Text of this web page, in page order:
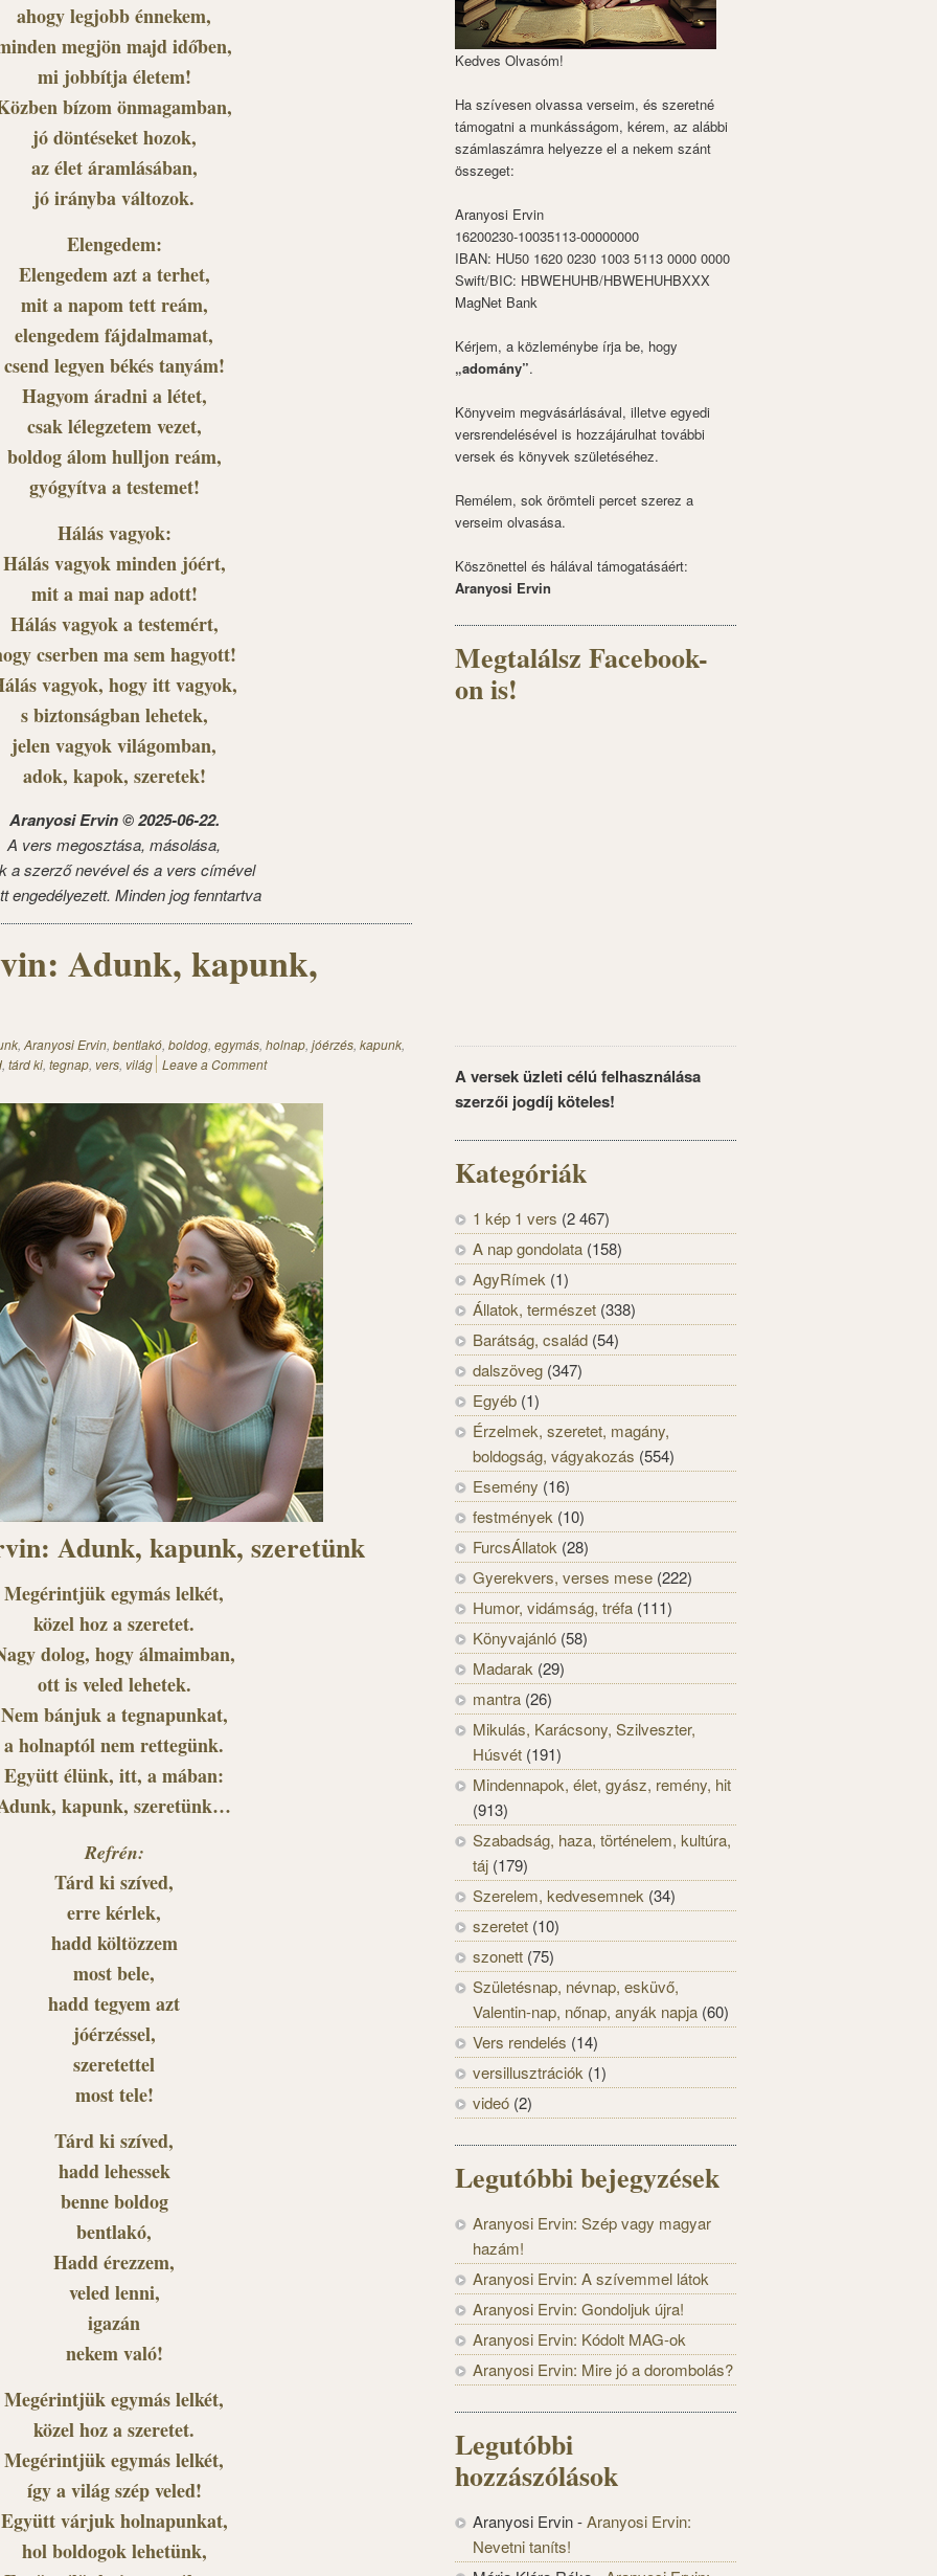
ahogy legjobb énnekem,
megjön majd időben,
mi jobbítja életem!
bízom önmagamban,
jó döntéseket hozok,
az élet áramlásában,
jó irányba változok.
Elengedem:
Elengedem azt a terhet,
mit a napom tett reám,
elengedem fájdalmamat,
csend legyen békés tanyám!
Hagyom áradni a létet,
csak lélegzetem vezet,
boldog álom hulljon reám,
gyógyítva a testemet!
Hálás vagyok:
Hálás vagyok minden jóért,
mit a mai nap adott!
Hálás vagyok a testemért,
cserben ma sem hagyott!
vagyok, hogy itt vagyok,
s biztonságban lehetek,
jelen vagyok világomban,
adok, kapok, szeretek!
Aranyosi Ervin © 2025-06-22.
A vers megosztása, másolása,
a szerző nevével és a vers címével
engedélyezett. Minden jog fenntartva
Adunk, kapunk,
, Aranyosi Ervin, bentlakó, boldog, egymás, holnap, jóérzés, kapunk,
, tárd ki, tegnap, vers, világ Leave a Comment
Adunk, kapunk, szeretünk
Megérintjük egymás lelkét,
közel hoz a szeretet.
dolog, hogy álmaimban,
ott is veled lehetek.
Nem bánjuk a tegnapunkat,
a holnaptól nem rettegünk.
Együtt élünk, itt, a mában:
kapunk, szeretünk…
Refrén:
Tárd ki szíved,
erre kérlek,
hadd költözzem
most bele,
hadd tegyem azt
jóérzéssel,
szeretettel
most tele!
Tárd ki szíved,
hadd lehessek
benne boldog
bentlakó,
Hadd érezzem,
veled lenni,
igazán
nekem való!
Megérintjük egymás lelkét,
közel hoz a szeretet.
Megérintjük egymás lelkét,
így a világ szép veled!
Együtt várjuk holnapunkat,
hol boldogok lehetünk,
Kedves Olvasóm!
Ha szívesen olvassa verseim, és szeretné
támogatni a munkásságom, kérem, az alábbi
számlaszámra helyezze el a nekem szánt
összeget:
Aranyosi Ervin
16200230-10035113-00000000
IBAN: HU50 1620 0230 1003 5113 0000 0000
Swift/BIC: HBWEHUHB/HBWEHUHBXXX
MagNet Bank
Kérjem, a közleménybe írja be, hogy
„adomány”.
Könyveim megvásárlásával, illetve egyedi
versrendelésével is hozzájárulhat további
versek és könyvek születéséhez.
Remélem, sok örömteli percet szerez a
verseim olvasása.
Köszönettel és hálával támogatásáért:
Aranyosi Ervin
Megtalálsz Facebook-
on is!
A versek üzleti célú felhasználása
szerzői jogdíj köteles!
Kategóriák
1 kép 1 vers (2 467)
A nap gondolata (158)
AgyRímek (1)
Állatok, természet (338)
Barátság, család (54)
dalszöveg (347)
Egyéb (1)
Érzelmek, szeretet, magány,
boldogság, vágyakozás (554)
Esemény (16)
festmények (10)
FurcsÁllatok (28)
Gyerekvers, verses mese (222)
Humor, vidámság, tréfa (111)
Könyvajánló (58)
Madarak (29)
mantra (26)
Mikulás, Karácsony, Szilveszter,
Húsvét (191)
Mindennapok, élet, gyász, remény, hit
(913)
Szabadság, haza, történelem, kultúra,
táj (179)
Szerelem, kedvesemnek (34)
szeretet (10)
szonett (75)
Születésnap, névnap, esküvő,
Valentin-nap, nőnap, anyák napja (60)
Vers rendelés (14)
versillusztrációk (1)
videó (2)
Legutóbbi bejegyzések
Aranyosi Ervin: Szép vagy magyar
hazám!
Aranyosi Ervin: A szívemmel látok
Aranyosi Ervin: Gondoljuk újra!
Aranyosi Ervin: Kódolt MAG-ok
Aranyosi Ervin: Mire jó a dorombolás?
Legutóbbi
hozzászólások
Aranyosi Ervin-Aranyosi Ervin:
Nevetni taníts!